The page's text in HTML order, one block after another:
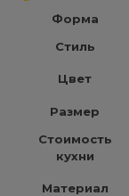
Форма
Стиль
Цвет
Размер
Стоимость
кухни
Материал